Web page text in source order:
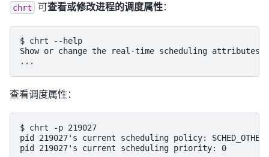
chrt 可查看或修改进程的调度属性：
$ chrt --help
Show or change the real-time scheduling attributes
查看调度属性：
$ chrt -p 219027
pid 219027's current scheduling policy: SCHED_OTHER